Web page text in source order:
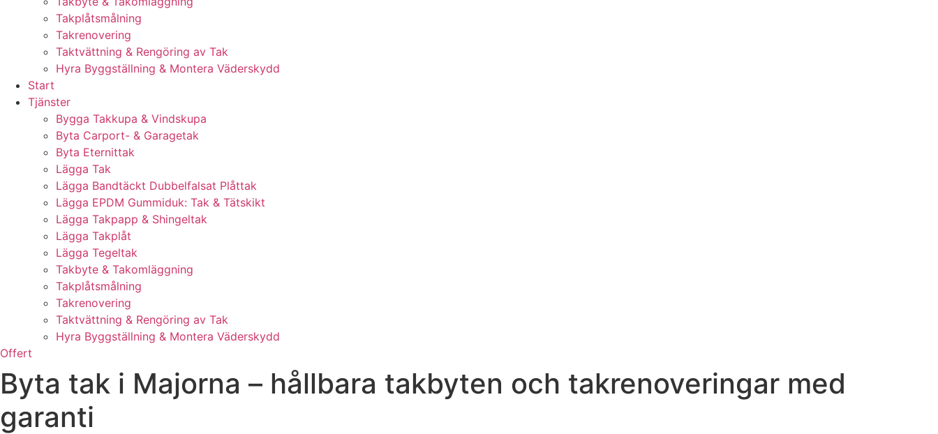
Takplåtsmålning
Takrenovering
Taktvättning & Rengöring av Tak
Hyra Byggställning & Montera Väderskydd
Start
Tjänster
Bygga Takkupa & Vindskupa
Byta Carport- & Garagetak
Byta Eternittak
Lägga Tak
Lägga Bandtäckt Dubbelfalsat Plåttak
Lägga EPDM Gummiduk: Tak & Tätskikt
Lägga Takpapp & Shingeltak
Lägga Takplåt
Lägga Tegeltak
Takbyte & Takomläggning
Takplåtsmålning
Takrenovering
Taktvättning & Rengöring av Tak
Hyra Byggställning & Montera Väderskydd
Offert
Byta tak i Majorna – hållbara takbyten och takrenoveringar med
garanti